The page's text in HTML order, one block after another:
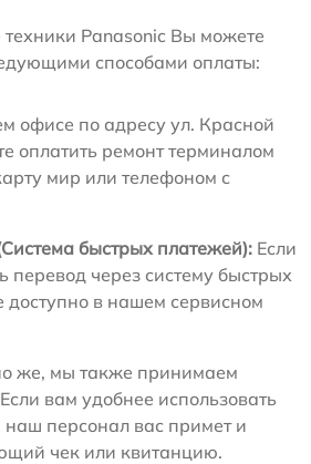
Panasonic Вы можете
способами оплаты:
офисе по адресу ул. Красной
оплатить ремонт терминалом
мир или телефоном с
быстрых платежей): Если
перевод через систему быстрых
доступно в нашем сервисном
же, мы также принимаем
вам удобнее использовать
наш персонал вас примет и
чек или квитанцию.